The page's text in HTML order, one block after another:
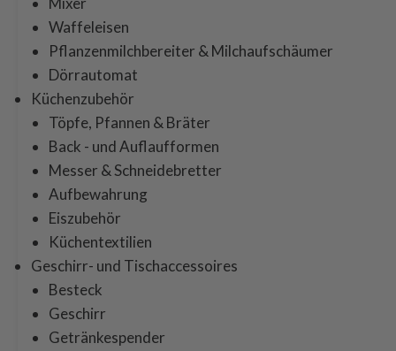
Waffeleisen
Pflanzenmilchbereiter & Milchaufschäumer
Dörrautomat
Küchenzubehör
Töpfe, Pfannen & Bräter
Back - und Auflaufformen
Messer & Schneidebretter
Aufbewahrung
Eiszubehör
Küchentextilien
Geschirr- und Tischaccessoires
Besteck
Geschirr
Getränkespender